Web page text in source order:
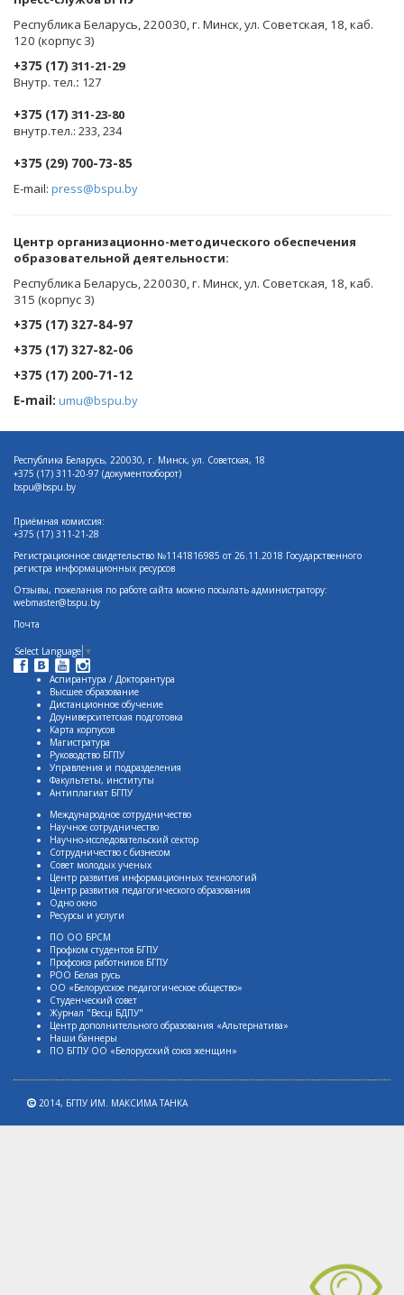
Республика Беларусь, 220030, г. Минск, ул. Советская, 18, каб.
120 (корпус 3)
+375 (17) 311-21-29
Внутр. тел.: 127
+375 (17) 311-23-80
внутр.тел.: 233, 234
+375 (29) 700-73-85
E-mail: press@bspu.by
Центр организационно-методического обеспечения
образовательной деятельности:
Республика Беларусь, 220030, г. Минск, ул. Советская, 18, каб.
315 (корпус 3)
+375 (17) 327-84-97
+375 (17) 327-82-06
+375 (17) 200-71-12
E-mail: umu@bspu.by
Республика Беларусь, 220030, г. Минск, ул. Советская, 18
+375 (17) 311-20-97 (документооборот)
bspu@bspu.by
Приёмная комиссия:
+375 (17) 311-21-28
Регистрационное свидетельство №1141816985 от 26.11.2018 Государственного
регистра информационных ресурсов
Отзывы, пожелания по работе сайта можно посылать администратору:
webmaster@bspu.by
Почта
Select Language ▼
Аспирантура / Докторантура
Высшее образование
Дистанционное обучение
Доуниверситетская подготовка
Карта корпусов
Магистратура
Руководство БГПУ
Управления и подразделения
Факультеты, институты
Антиплагиат БГПУ
Международное сотрудничество
Научное сотрудничество
Научно-исследовательский сектор
Сотрудничество с бизнесом
Совет молодых ученых
Центр развития информационных технологий
Центр развития педагогического образования
Одно окно
Ресурсы и услуги
ПО ОО БРСМ
Профком студентов БГПУ
Профсоюз работников БГПУ
РОО Белая русь
ОО «Белорусское педагогическое общество»
Студенческий совет
Журнал "Весцi БДПУ"
Центр дополнительного образования «Альтернатива»
Наши баннеры
ПО БГПУ ОО «Белорусский союз женщин»
2014, БГПУ ИМ. МАКСИМА ТАНКА